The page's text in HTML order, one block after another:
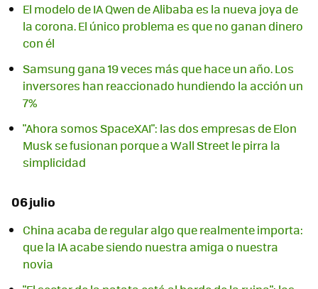
El modelo de IA Qwen de Alibaba es la nueva joya de
la corona. El único problema es que no ganan dinero
con él
Samsung gana 19 veces más que hace un año. Los
inversores han reaccionado hundiendo la acción un
7%
"Ahora somos SpaceXAI": las dos empresas de Elon
Musk se fusionan porque a Wall Street le pirra la
simplicidad
06 julio
China acaba de regular algo que realmente importa:
que la IA acabe siendo nuestra amiga o nuestra
novia